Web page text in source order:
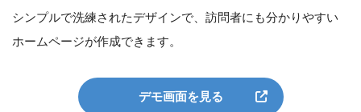
シンプルで洗練されたデザインで、訪問者にも分かりやすい
ホームページが作成できます。
デモ画面を見る